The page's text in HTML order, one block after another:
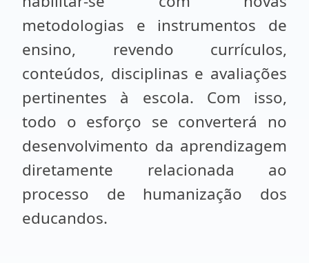
metodologias e instrumentos de
ensino, revendo currículos,
conteúdos, disciplinas e avaliações
pertinentes à escola. Com isso,
todo o esforço se converterá no
desenvolvimento da aprendizagem
diretamente relacionada ao
processo de humanização dos
educandos.